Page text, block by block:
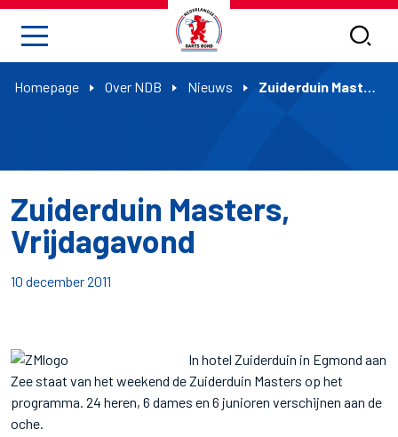
Homepage Over NDB Nieuws Zuiderduin Masters, Vrijdagavond
Zuiderduin Masters,
Vrijdagavond
10 december 2011
In hotel Zuiderduin in Egmond aan
Zee staat van het weekend de Zuiderduin Masters op het
programma. 24 heren, 6 dames en 6 junioren verschijnen aan de
oche.